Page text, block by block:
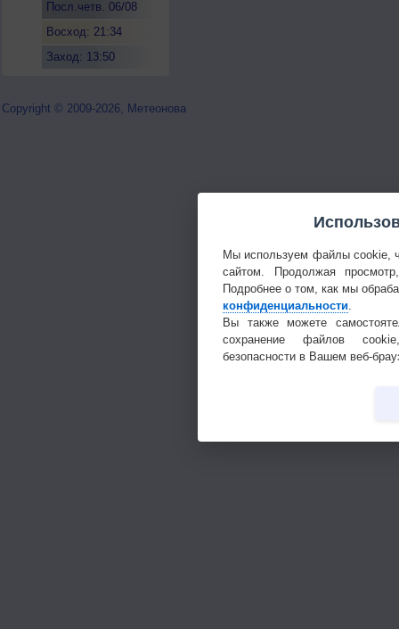
Посл.четв. 06/08
Восход: 21:34
Заход: 13:50
Copyright © 2009-2026, Метеонова
Мы используем файлы cookie,
сайтом. Продолжая
Подробнее о том, как мы
конфиденциальности.
Вы также можете
сохранение файлов
безопасности в Вашем веб-